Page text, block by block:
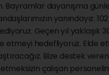
Bayramlar dayanışma
yanındayız.
Geçen yıl
etmeyi hedefliyoruz. Elde
Bize destek
çalışan